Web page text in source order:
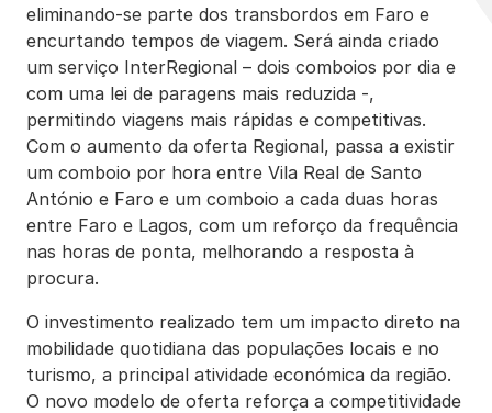
eliminando-se parte dos transbordos em Faro e
encurtando tempos de viagem. Será ainda criado
um serviço InterRegional – dois comboios por dia e
com uma lei de paragens mais reduzida -,
permitindo viagens mais rápidas e competitivas.
Com o aumento da oferta Regional, passa a existir
um comboio por hora entre Vila Real de Santo
António e Faro e um comboio a cada duas horas
entre Faro e Lagos, com um reforço da frequência
nas horas de ponta, melhorando a resposta à
procura.
O investimento realizado tem um impacto direto na
mobilidade quotidiana das populações locais e no
turismo, a principal atividade económica da região.
O novo modelo de oferta reforça a competitividade